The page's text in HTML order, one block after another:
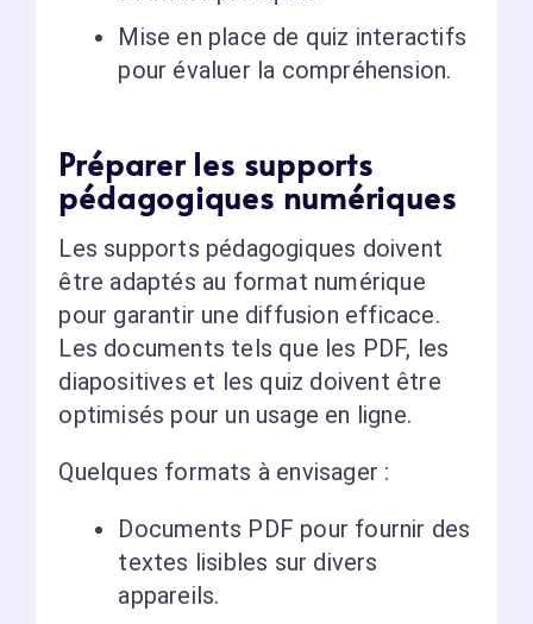
Mise en place de quiz interactifs
pour évaluer la compréhension.
Préparer les supports
pédagogiques numériques
Les supports pédagogiques doivent
être adaptés au format numérique
pour garantir une diffusion efficace.
Les documents tels que les PDF, les
diapositives et les quiz doivent être
optimisés pour un usage en ligne.
Quelques formats à envisager :
Documents PDF pour fournir des
textes lisibles sur divers
appareils.